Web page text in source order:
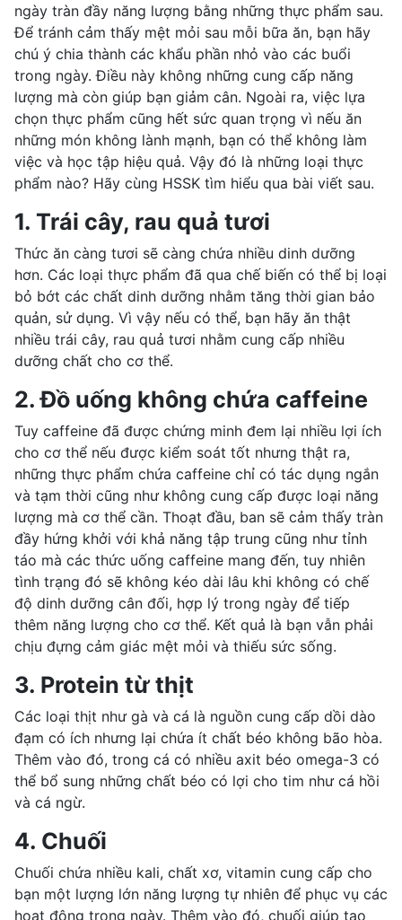
ngày tràn đầy năng lượng bằng những thực phẩm sau.
Để tránh cảm thấy mệt mỏi sau mỗi bữa ăn, bạn hãy
chú ý chia thành các khẩu phần nhỏ vào các buổi
trong ngày. Điều này không những cung cấp năng
lượng mà còn giúp bạn giảm cân. Ngoài ra, việc lựa
chọn thực phẩm cũng hết sức quan trọng vì nếu ăn
những món không lành mạnh, bạn có thể không làm
việc và học tập hiệu quả. Vậy đó là những loại thực
phẩm nào? Hãy cùng HSSK tìm hiểu qua bài viết sau.
1. Trái cây, rau quả tươi
Thức ăn càng tươi sẽ càng chứa nhiều dinh dưỡng
hơn. Các loại thực phẩm đã qua chế biến có thể bị loại
bỏ bớt các chất dinh dưỡng nhằm tăng thời gian bảo
quản, sử dụng. Vì vậy nếu có thể, bạn hãy ăn thật
nhiều trái cây, rau quả tươi nhằm cung cấp nhiều
dưỡng chất cho cơ thể.
2. Đồ uống không chứa caffeine
Tuy caffeine đã được chứng minh đem lại nhiều lợi ích
cho cơ thể nếu được kiểm soát tốt nhưng thật ra,
những thực phẩm chứa caffeine chỉ có tác dụng ngắn
và tạm thời cũng như không cung cấp được loại năng
lượng mà cơ thể cần. Thoạt đầu, ban sẽ cảm thấy tràn
đầy hứng khởi với khả năng tập trung cũng như tỉnh
táo mà các thức uống caffeine mang đến, tuy nhiên
tình trạng đó sẽ không kéo dài lâu khi không có chế
độ dinh dưỡng cân đối, hợp lý trong ngày để tiếp
thêm năng lượng cho cơ thể. Kết quả là bạn vẫn phải
chịu đựng cảm giác mệt mỏi và thiếu sức sống.
3. Protein từ thịt
Các loại thịt như gà và cá là nguồn cung cấp dồi dào
đạm có ích nhưng lại chứa ít chất béo không bão hòa.
Thêm vào đó, trong cá có nhiều axit béo omega-3 có
thể bổ sung những chất béo có lợi cho tim như cá hồi
và cá ngừ.
4. Chuối
Chuối chứa nhiều kali, chất xơ, vitamin cung cấp cho
bạn một lượng lớn năng lượng tự nhiên để phục vụ các
hoạt động trong ngày. Thêm vào đó, chuối giúp tạo